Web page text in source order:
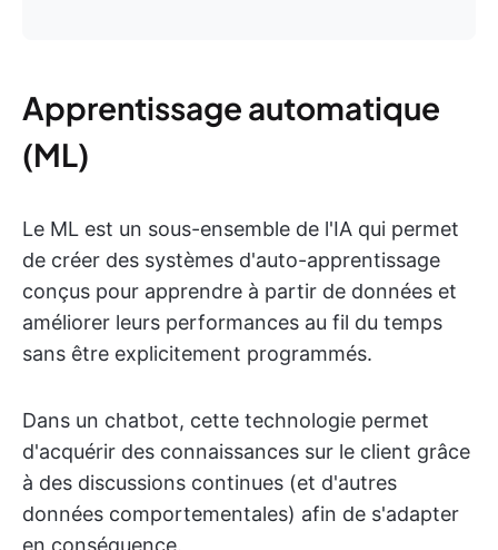
Apprentissage automatique
(ML)
Le ML est un sous-ensemble de l'IA qui permet
de créer des systèmes d'auto-apprentissage
conçus pour apprendre à partir de données et
améliorer leurs performances au fil du temps
sans être explicitement programmés.
Dans un chatbot, cette technologie permet
d'acquérir des connaissances sur le client grâce
à des discussions continues (et d'autres
données comportementales) afin de s'adapter
en conséquence.